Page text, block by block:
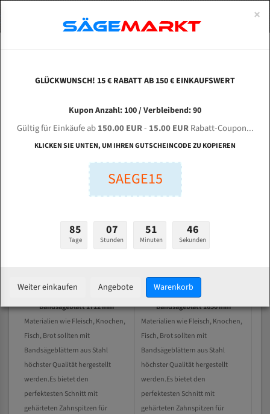
Bandsägeblätter für Catpower
Bandsägeblatt 1712 mm
Materialien wie Fleisch, Knochen,
Fisch, Brot sollten mit
Bandsägeblättern aus Stahl
höchster Qualität hergestellt
werden.Es bietet den
perfektesten Schnitt mit
gehärteten Zahnspitzen für
Catpower 2720 für Fleischerei
Bandsägeblatt 1650 mm
Materialien wie Fleisch, Knochen,
Fisch, Brot sollten mit
Bandsägeblättern aus Stahl
höchster Qualität hergestellt
werden.Es bietet den
perfektesten Schnitt mit
gehärteten Zahnspitzen für
ABOUTS
ENGLISH
Bi-Metall Meterware
Fleischerei Bandsägeblätter
Bandmesser Glatt Meterware
Konvex Meterware
×
GLÜCKWUNSCH! 15 € RABATT AB 150 € EINKAUFSWERT
Kupon Anzahl: 100 / Verbleibend: 90
Gültig für Einkäufe ab150.00 EUR- 15.00 EURRabatt-Coupon...
KLICKEN SIE UNTEN, UM IHREN GUTSCHEINCODE ZU KOPIEREN
SAEGE15
85
Tage
07
Stunden
51
Minuten
46
Sekunden
Weiter einkaufen Angebote Warenkorb